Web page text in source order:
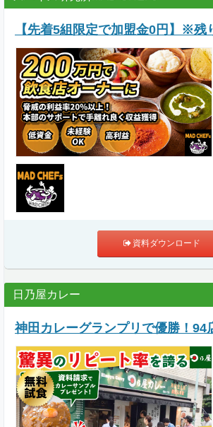
【先着5組限定で加盟金0円】※残
資料ダウンロード
日乃屋カレー
神田カレーグランプリで優勝！94